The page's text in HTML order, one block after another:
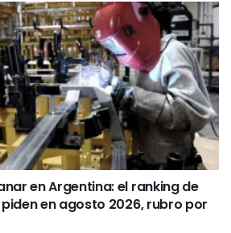
en Argentina: el ranking de
en agosto 2026, rubro por